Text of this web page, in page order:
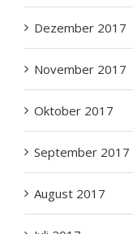
Dezember 2017
November 2017
Oktober 2017
September 2017
August 2017
Juli 2017